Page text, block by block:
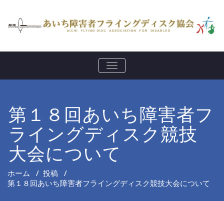
content
ナ
ビ
ゲ
ン
切
り
替
え
第１８回あいち障害者フ
ライングディスク競技
大会について
ホーム / 投稿 /
第１８回あいち障害者フライングディスク競技大会について